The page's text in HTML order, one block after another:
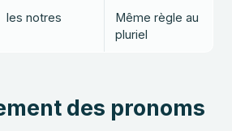
les notres
Même règle au
pluriel
des pronoms